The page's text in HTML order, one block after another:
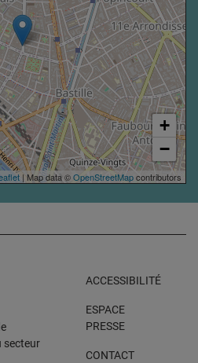
+
−
| Map data ©OpenStreetMapcontributors
secteur
ACCESSIBILITÉ
ESPACE
PRESSE
CONTACT